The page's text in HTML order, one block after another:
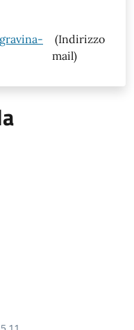
(Indirizzo
mail)